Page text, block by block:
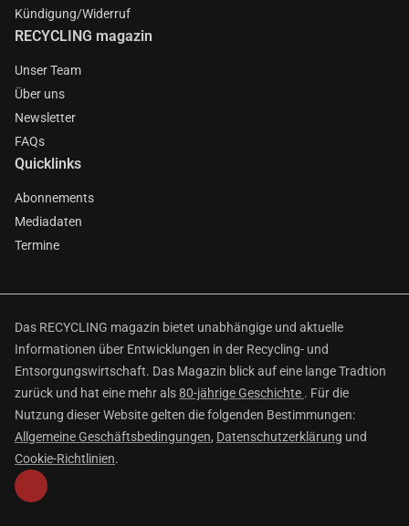
Kündigung/Widerruf
RECYCLING magazin
Unser Team
Über uns
Newsletter
FAQs
Quicklinks
Abonnements
Mediadaten
Termine
Das RECYCLING magazin bietet unabhängige und aktuelle
Informationen über Entwicklungen in der Recycling- und
Entsorgungswirtschaft. Das Magazin blick auf eine lange Tradtion
zurück und hat eine mehr als80-jährige Geschichte . Für die
Nutzung dieser Website gelten die folgenden Bestimmungen:
Allgemeine Geschäftsbedingungen, Datenschutzerklärung und
Cookie-Richtlinien.